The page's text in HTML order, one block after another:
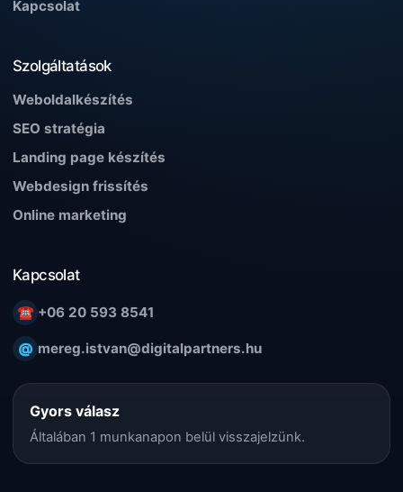
Kapcsolat
Szolgáltatások
Weboldalkészítés
SEO stratégia
Landing page készítés
Webdesign frissítés
Online marketing
Kapcsolat
☎ +06 20 593 8541
@ mereg.istvan@digitalpartners.hu
Gyors válasz
Általában 1 munkanapon belül visszajelzünk.